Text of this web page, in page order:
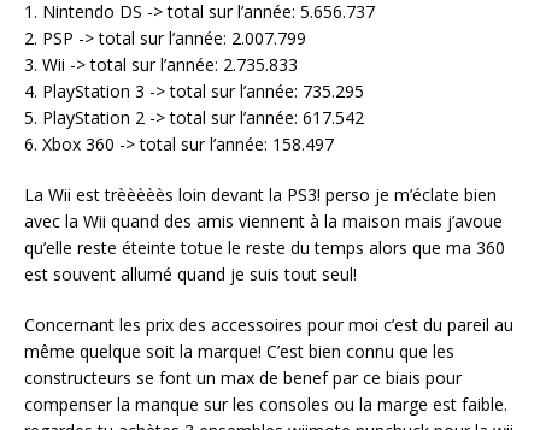
1. Nintendo DS -> total sur l’année: 5.656.737
2. PSP -> total sur l’année: 2.007.799
3. Wii -> total sur l’année: 2.735.833
4. PlayStation 3 -> total sur l’année: 735.295
5. PlayStation 2 -> total sur l’année: 617.542
6. Xbox 360 -> total sur l’année: 158.497
La Wii est trèèèèès loin devant la PS3! perso je m’éclate bien
avec la Wii quand des amis viennent à la maison mais j’avoue
qu’elle reste éteinte totue le reste du temps alors que ma 360
est souvent allumé quand je suis tout seul!
Concernant les prix des accessoires pour moi c’est du pareil au
même quelque soit la marque! C’est bien connu que les
constructeurs se font un max de benef par ce biais pour
compenser la manque sur les consoles ou la marge est faible.